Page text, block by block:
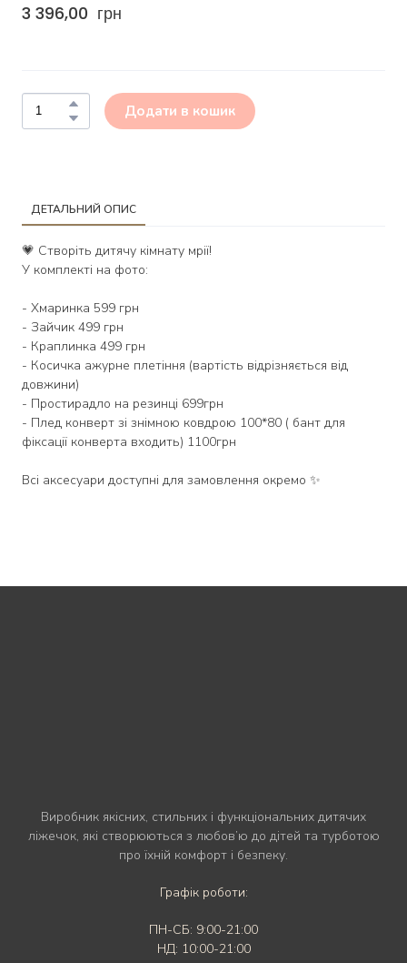
3 396,00  грн
Додати в кошик
ДЕТАЛЬНИЙ ОПИС
💗 Створіть дитячу кімнату мрії!
У комплекті на фото:
- Хмаринка 599 грн
- Зайчик 499 грн
- Краплинка 499 грн
- Косичка ажурне плетіння (вартість відрізняється від
довжини)
- Простирадло на резинці 699грн
- Плед конверт зі знімною ковдрою 100*80 ( бант для
фіксації конверта входить) 1100грн
Всі аксесуари доступні для замовлення окремо ✨
Виробник якісних, стильних і функціональних дитячих
ліжечок, які створюються з любов’ю до дітей та турботою
про їхній комфорт і безпеку.
Графік роботи:
ПН-СБ: 9:00-21:00
НД: 10:00-21:00